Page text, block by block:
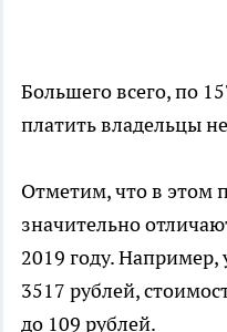
Большего всего, по
платить владельцы
Отметим, что в этом
значительно
2019 году. Например,
3517 рублей,
до 109 рублей.